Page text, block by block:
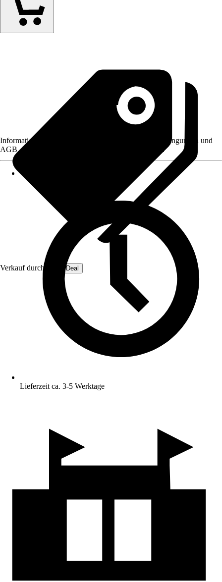
Verkauf durch: OmniDeal
Informationen des Verkäufers, wie z. B. Rückgabebedingungen und
AGB, finden Sie bei Klick auf den Verkäufernamen.
Lieferzeit ca. 3-5 Werktage